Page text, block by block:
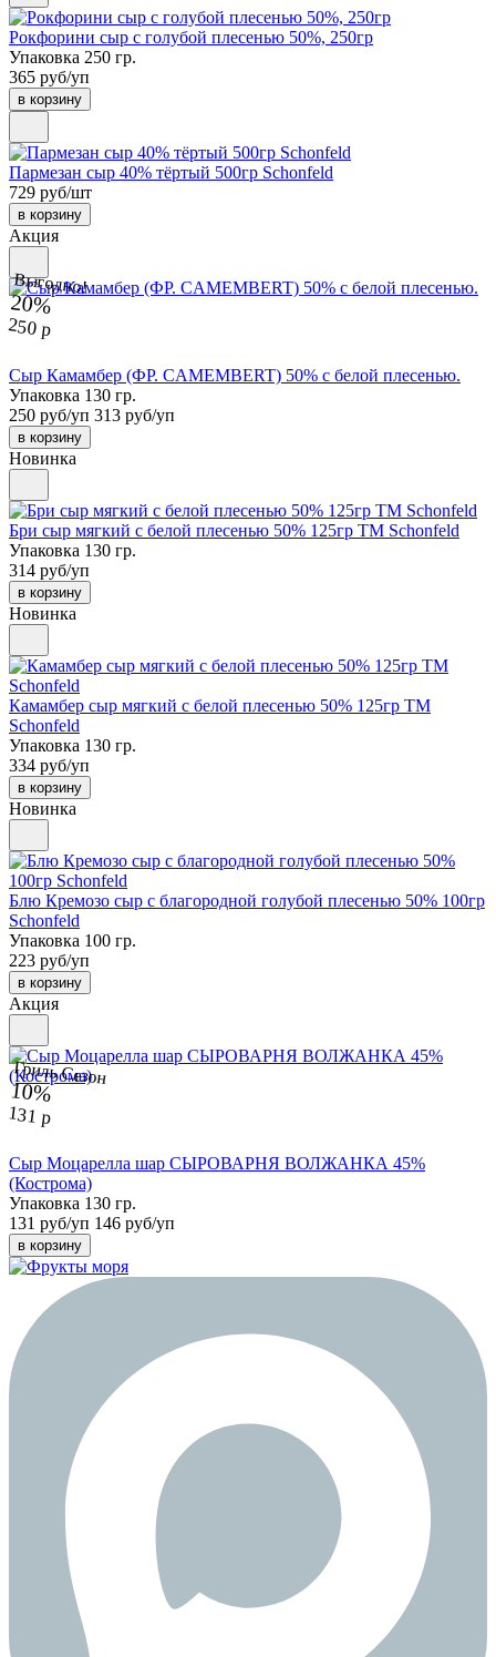
Рокфорини сыр с голубой плесенью 50%, 250гр
Упаковка 250 гр.
365 руб/уп
в корзину
Пармезан сыр 40% тёртый 500гр Schonfeld
729 руб/шт
в корзину
Акция
Выгодно!
20%
250 р
Сыр Камамбер (ФР. CAMEMBERT) 50% с белой плесенью.
Упаковка 130 гр.
250 руб/уп 313 руб/уп
в корзину
Новинка
Бри сыр мягкий с белой плесенью 50% 125гр ТМ Schonfeld
Упаковка 130 гр.
314 руб/уп
в корзину
Новинка
Камамбер сыр мягкий с белой плесенью 50% 125гр ТМ
Schonfeld
Упаковка 130 гр.
334 руб/уп
в корзину
Новинка
Блю Кремозо сыр с благородной голубой плесенью 50% 100гр
Schonfeld
Упаковка 100 гр.
223 руб/уп
в корзину
Акция
Гриль Сезон
10%
131 р
Сыр Моцарелла шар СЫРОВАРНЯ ВОЛЖАНКА 45%
(Кострома)
Упаковка 130 гр.
131 руб/уп 146 руб/уп
в корзину